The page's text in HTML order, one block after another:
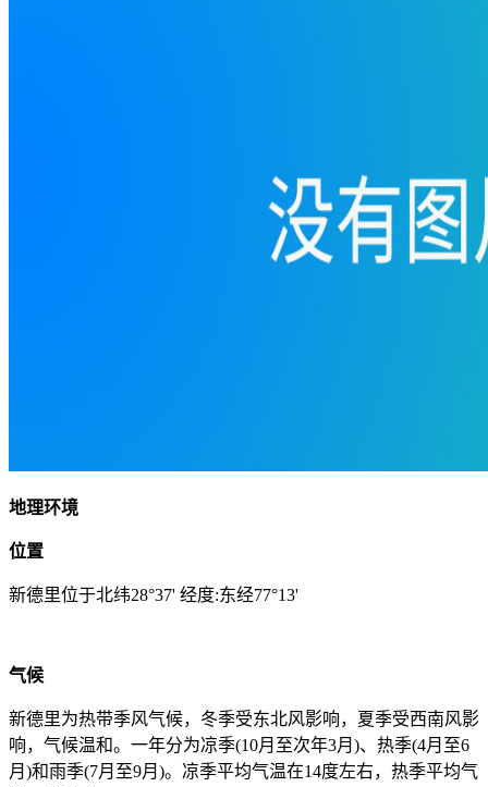
地理环境
位置
新德里位于北纬28°37' 经度:东经77°13'
气候
新德里为热带季风气候，冬季受东北风影响，夏季受西南风影
响，气候温和。一年分为凉季(10月至次年3月)、热季(4月至6
月)和雨季(7月至9月)。凉季平均气温在14度左右，热季平均气